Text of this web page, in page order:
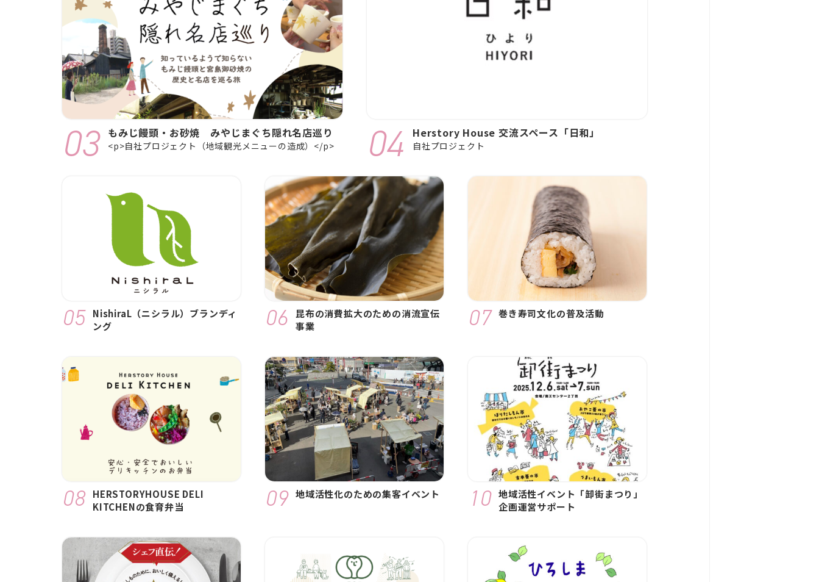
もみじ饅頭・お砂焼 みやじまぐち隠れ名店巡り
<p>自社プロジェクト（地域観光メニューの造成）</p>
Herstory House 交流スペース「日和」
自社プロジェクト
NishiraL（ニシラル）ブランディ
ング
昆布の消費拡大のための消流宣伝
事業
巻き寿司文化の普及活動
HERSTORYHOUSE DELI
KITCHENの食育弁当
地域活性化のための集客イベント
地域活性イベント「卸街まつり」
企画運営サポート